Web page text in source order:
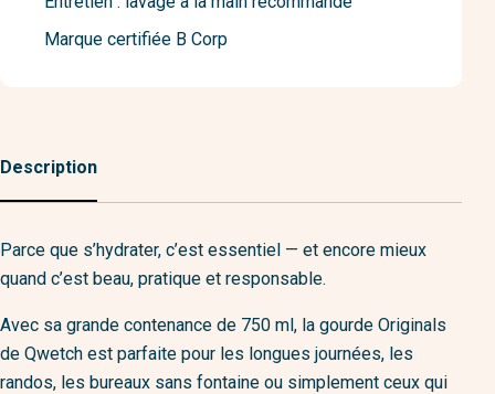
Marque certifiée B Corp
Description
Parce que s’hydrater, c’est essentiel — et encore mieux
quand c’est beau, pratique et responsable.
Avec sa grande contenance de 750 ml, la gourde Originals
de Qwetch est parfaite pour les longues journées, les
randos, les bureaux sans fontaine ou simplement ceux qui